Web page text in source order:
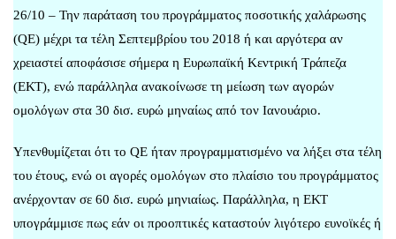
26/10 – Την παράταση του προγράμματος ποσοτικής χαλάρωσης
(QE) μέχρι τα τέλη Σεπτεμβρίου του 2018 ή και αργότερα αν
χρειαστεί αποφάσισε σήμερα η Ευρωπαϊκή Κεντρική Τράπεζα
(ΕΚΤ), ενώ παράλληλα ανακοίνωσε τη μείωση των αγορών
ομολόγων στα 30 δισ. ευρώ μηναίως από τον Ιανουάριο.
Υπενθυμίζεται ότι το QE ήταν προγραμματισμένο να λήξει στα τέλη
του έτους, ενώ οι αγορές ομολόγων στο πλαίσιο του προγράμματος
ανέρχονταν σε 60 δισ. ευρώ μηνιαίως. Παράλληλα, η ΕΚΤ
υπογράμμισε πως εάν οι προοπτικές καταστούν λιγότερο ευνοϊκές ή